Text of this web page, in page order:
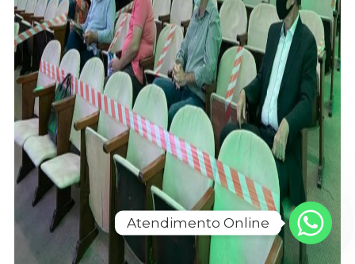
Atendimento Online